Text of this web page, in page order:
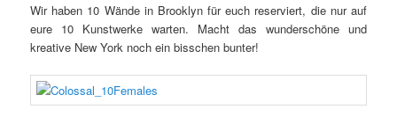
Wir haben 10 Wände in Brooklyn für euch reserviert, die nur auf
eure 10 Kunstwerke warten. Macht das wunderschöne und
kreative New York noch ein bisschen bunter!